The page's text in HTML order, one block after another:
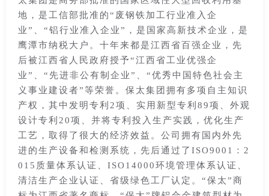
地，是工信部批准的“废钢铁加工行业准入企
业”、“铝行业准入企业”，是国家高新技术企业，是
鹰潭市纳税大户。十年来都是江西省百强企业，先
后被江西省人民政府授予“江西省工业优强企
业”、“先进非公有制企业”、“优秀中国特色社会主
义事业建设者”等荣誉。保太集团拥有多项自主知识
产权，其中发明专利2项、实用新型专利89项、外观
设计专利20项、并将专利投入生产实践，优化生产
工艺，取得了很大的经济效益。公司拥有国内外先
进的生产设备和检测系统，先后通过了ISO9001：2
015质量体系认证、ISO14000环境管理体系认证、
清洁生产企业认证、省级绿色工厂认定。“保太”商